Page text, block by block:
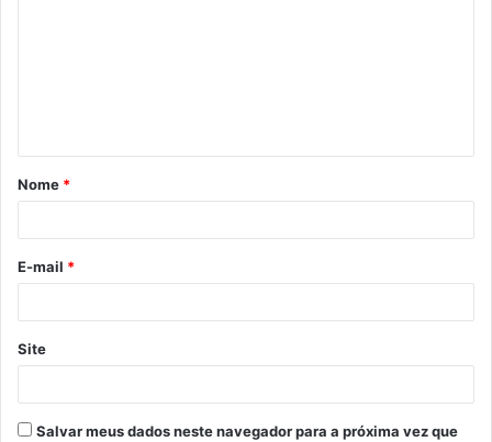
á
r
*
Nome *
E-mail *
Site
Salvar meus dados neste navegador para a próxima vez que